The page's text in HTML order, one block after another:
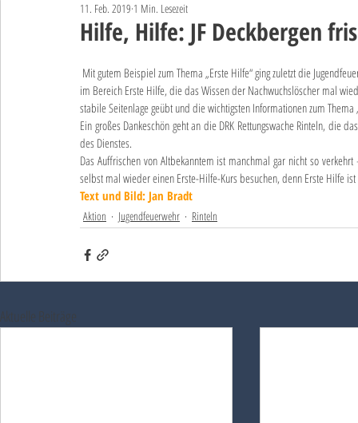
Hilfe, Hilfe: JF Deckbergen
11. Feb. 2019 1 Min. Lesezeit
im Bereich Erste Hilfe, die das Wissen der Nachwuchslöscher mal
stabile Seitenlage geübt und die wichtigsten Informationen zum Thema
Ein großes Dankeschön geht an die DRK Rettungswache Rinteln, die
des Dienstes.
Das Auffrischen von Altbekanntem ist manchmal gar nicht so
selbst mal wieder einen Erste-Hilfe-Kurs besuchen, denn Erste Hilfe
Text und Bild: Jan Bradt
Aktion Jugendfeuerwehr Rinteln
Aktuelle Beiträge